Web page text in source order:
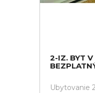
2-IZ. BYT V
Ubytovanie